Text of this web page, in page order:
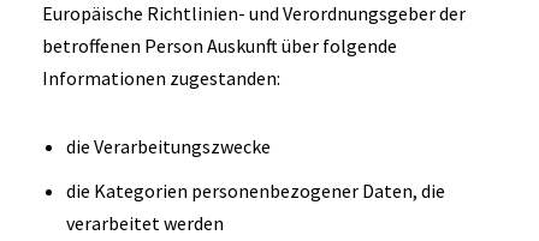
Europäische Richtlinien- und Verordnungsgeber der
betroffenen Person Auskunft über folgende
Informationen zugestanden:
die Verarbeitungszwecke
die Kategorien personenbezogener Daten, die
verarbeitet werden